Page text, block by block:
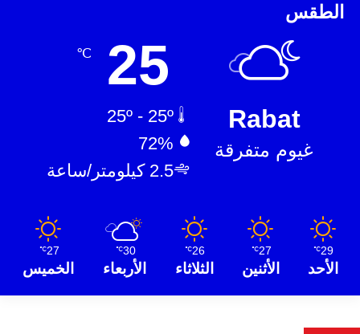
الطقس
Rabat
غيوم متفرقة
25
℃
72%
2.5 كيلومتر/ساعة
29
℃
الأحد
27
℃
الأثنين
26
℃
الثلاثاء
30
℃
الأربعاء
27
℃
الخميس